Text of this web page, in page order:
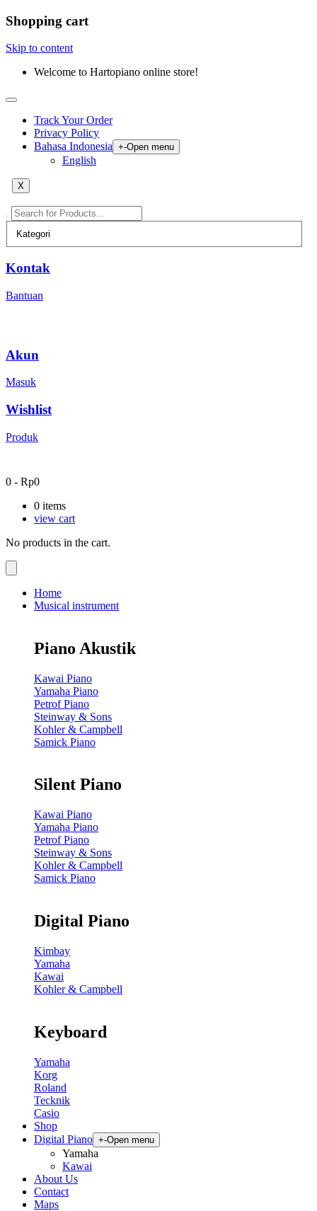
Shopping cart
Skip to content
Welcome to Hartopiano online store!
Track Your Order
Privacy Policy
Bahasa Indonesia +-Open menu
English
X
Kontak
Bantuan
Akun
Masuk
Wishlist
Produk
0 - Rp0
0 items
view cart
No products in the cart.
Home
Musical instrument
Piano Akustik
Kawai Piano
Yamaha Piano
Petrof Piano
Steinway & Sons
Kohler & Campbell
Samick Piano
Silent Piano
Kawai Piano
Yamaha Piano
Petrof Piano
Steinway & Sons
Kohler & Campbell
Samick Piano
Digital Piano
Kimbay
Yamaha
Kawai
Kohler & Campbell
Keyboard
Yamaha
Korg
Roland
Tecknik
Casio
Shop
Digital Piano +-Open menu
Yamaha
Kawai
About Us
Contact
Maps